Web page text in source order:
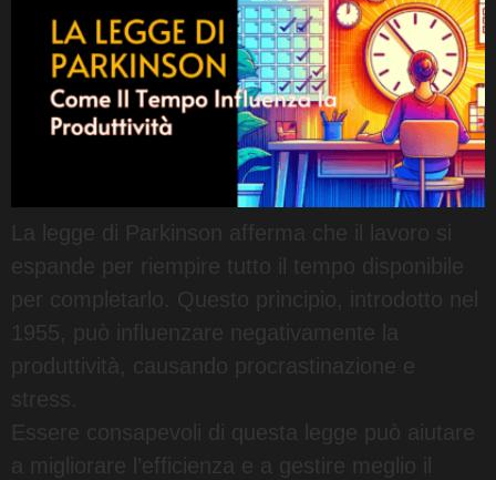
La legge di Parkinson afferma che il lavoro si
espande per riempire tutto il tempo disponibile
per completarlo. Questo principio, introdotto nel
1955, può influenzare negativamente la
produttività, causando procrastinazione e
stress.
Essere consapevoli di questa legge può aiutare
a migliorare l’efficienza e a gestire meglio il